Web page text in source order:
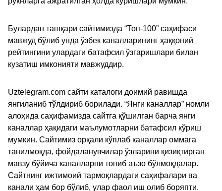
Булардан ташқари сайтимизда “Топ-100” саҳифаси
мавжуд бўлиб унда ўзбек каналларининг ҳаққоний
рейтингини улардаги батафсил ўзгаришлари билан
кузатиш имконияти мавжуддир.
Uztelegram.com сайти каталоги доимий равишда
янгиланиб тўлдириб борилади. “Янги каналлар” номли
алоҳида саҳифамизда сайтга қўшилган барча янги
каналлар ҳақидаги маълумотларни батафсил кўриш
мумкин. Сайтимиз орқали кўплаб каналлар оммага
танилмоқда, фойдаланувчилар ўзларини қизиқтирган
мавзу бўйича каналларни топиб аъзо бўлмоқдалар.
Сайтнинг ижтимоий тармоқлардаги саҳифалари ва
канали ҳам бор бўлиб, улар фаол иш олиб боряпти.